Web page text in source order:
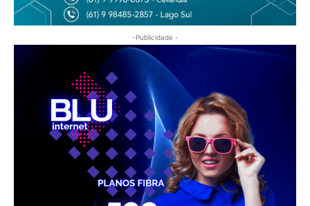
-Publicidade -